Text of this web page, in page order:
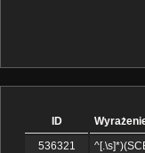
ID
536321